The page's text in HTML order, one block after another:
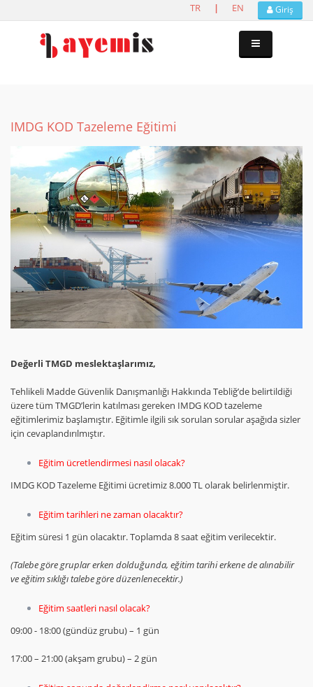
Giriş
EN
|
TR
IMDG KOD Tazeleme Eğitimi
Değerli TMGD meslektaşlarımız,
Tehlikeli Madde Güvenlik Danışmanlığı Hakkında Tebliğ’de belirtildiği
üzere tüm TMGD’lerin katılması gereken IMDG KOD tazeleme
eğitimlerimiz başlamıştır. Eğitimle ilgili sık sorulan sorular aşağıda sizler
için cevaplandırılmıştır.
Eğitim ücretlendirmesi nasıl olacak?
IMDG KOD Tazeleme Eğitimi ücretimiz 8.000 TL olarak belirlenmiştir.
Eğitim tarihleri ne zaman olacaktır?
Eğitim süresi 1 gün olacaktır. Toplamda 8 saat eğitim verilecektir.
(Talebe göre gruplar erken dolduğunda, eğitim tarihi erkene de alınabilir
ve eğitim sıklığı talebe göre düzenlenecektir.)
Eğitim saatleri nasıl olacak?
09:00 - 18:00 (gündüz grubu) – 1 gün
17:00 – 21:00 (akşam grubu) – 2 gün